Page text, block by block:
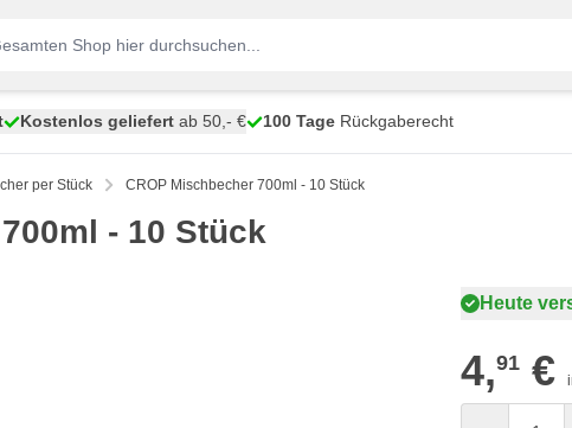
Kostenlos geliefert ab 50,- € 100 Tage Rückgaberecht
per Stück CROP Mischbecher 700ml - 10 Stück
- 10 Stück
Heute
4,91 €